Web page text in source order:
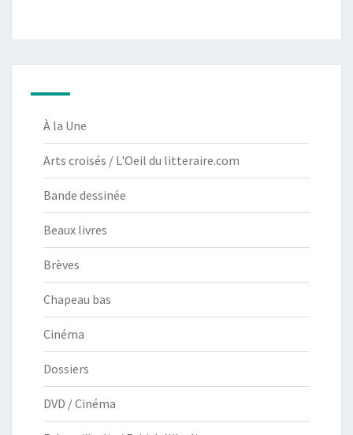
À la Une
Arts croisés / L'Oeil du litteraire.com
Bande dessinée
Beaux livres
Brèves
Chapeau bas
Cinéma
Dossiers
DVD / Cinéma